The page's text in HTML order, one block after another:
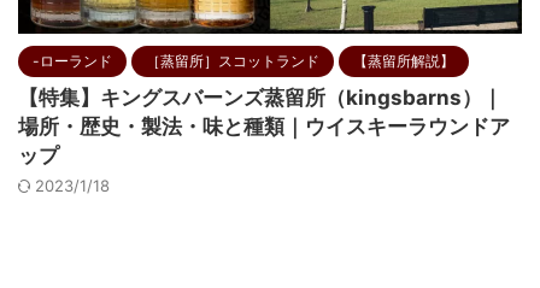
-ローランド ［蒸留所］スコットランド 【蒸留所解説】
【特集】キングスバーンズ蒸留所（kingsbarns）｜
場所・歴史・製法・味と種類｜ウイスキーラウンドア
ップ
2023/1/18